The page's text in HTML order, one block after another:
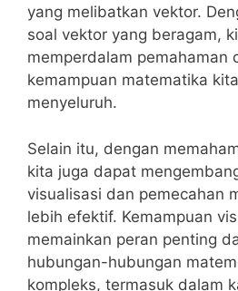
yang melibatkan vektor.
soal vektor yang beragam,
memperdalam pemahaman
kemampuan matematika
menyeluruh.
Selain itu,⁢ dengan
kita juga dapat⁤
visualisasi dan pemecahan
lebih ⁢efektif. Kemampuan
memainkan peran penting
hubungan-hubungan
kompleks, ​termasuk ​dalam